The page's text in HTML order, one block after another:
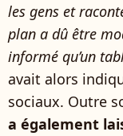
les gens et
plan a dû être
informé qu’un
avait alors
sociaux. Outre
a également